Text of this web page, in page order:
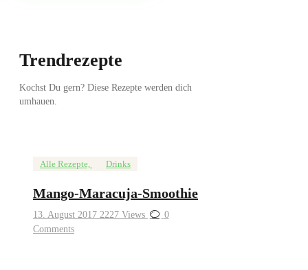
Trendrezepte
Kochst Du gern? Diese Rezepte werden dich
umhauen.
Alle Rezepte, Drinks
Mango-Maracuja-Smoothie
13. August 2017 2227 Views
0
Comments